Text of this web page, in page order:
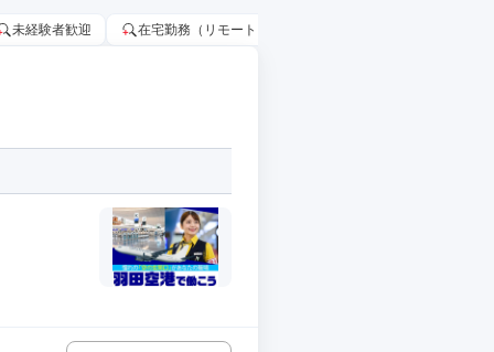
未経験者歓迎 在宅勤務（リモートワーク）OK